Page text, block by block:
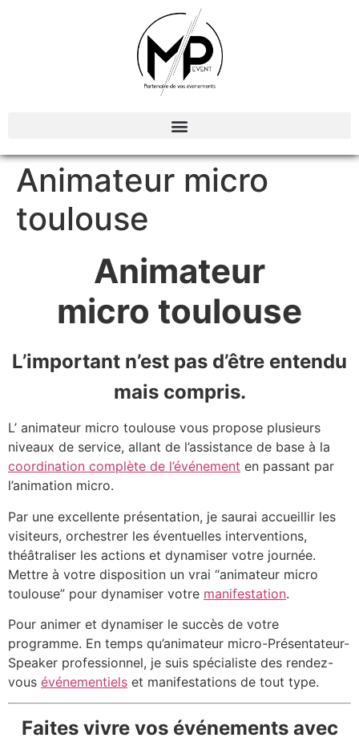
Animateur micro
toulouse
Animateur
micro toulouse
L’important n’est pas d’être entendu
mais compris.
L’ animateur micro toulouse vous propose plusieurs
niveaux de service, allant de l’assistance de base à la
coordination complète de l’événement en passant par
l’animation micro.
Par une excellente présentation, je saurai accueillir les
visiteurs, orchestrer les éventuelles interventions,
théâtraliser les actions et dynamiser votre journée.
Mettre à votre disposition un vrai “animateur micro
toulouse” pour dynamiser votre manifestation.
Pour animer et dynamiser le succès de votre
programme. En temps qu’animateur micro-Présentateur-
Speaker professionnel, je suis spécialiste des rendez-
vous événementiels et manifestations de tout type.
Faites vivre vos événements avec